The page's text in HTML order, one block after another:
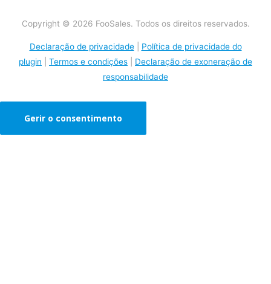
Copyright © 2026 FooSales. Todos os direitos reservados.
Declaração de privacidade| Política de privacidade do
plugin
Termos e condições
Declaração de exoneração de
responsabilidade
Gerir o consentimento